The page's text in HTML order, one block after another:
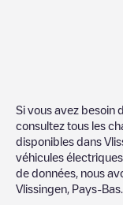
Si vous avez besoin
consultez tous les
disponibles dans
véhicules
de données, nous
Vlissingen Pays-Bas